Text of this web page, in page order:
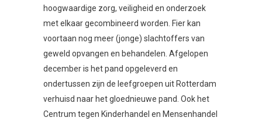
hoogwaardige zorg, veiligheid en onderzoek
met elkaar gecombineerd worden. Fier kan
voortaan nog meer (jonge) slachtoffers van
geweld opvangen en behandelen. Afgelopen
december is het pand opgeleverd en
ondertussen zijn de leefgroepen uit Rotterdam
verhuisd naar het gloednieuwe pand. Ook het
Centrum tegen Kinderhandel en Mensenhandel